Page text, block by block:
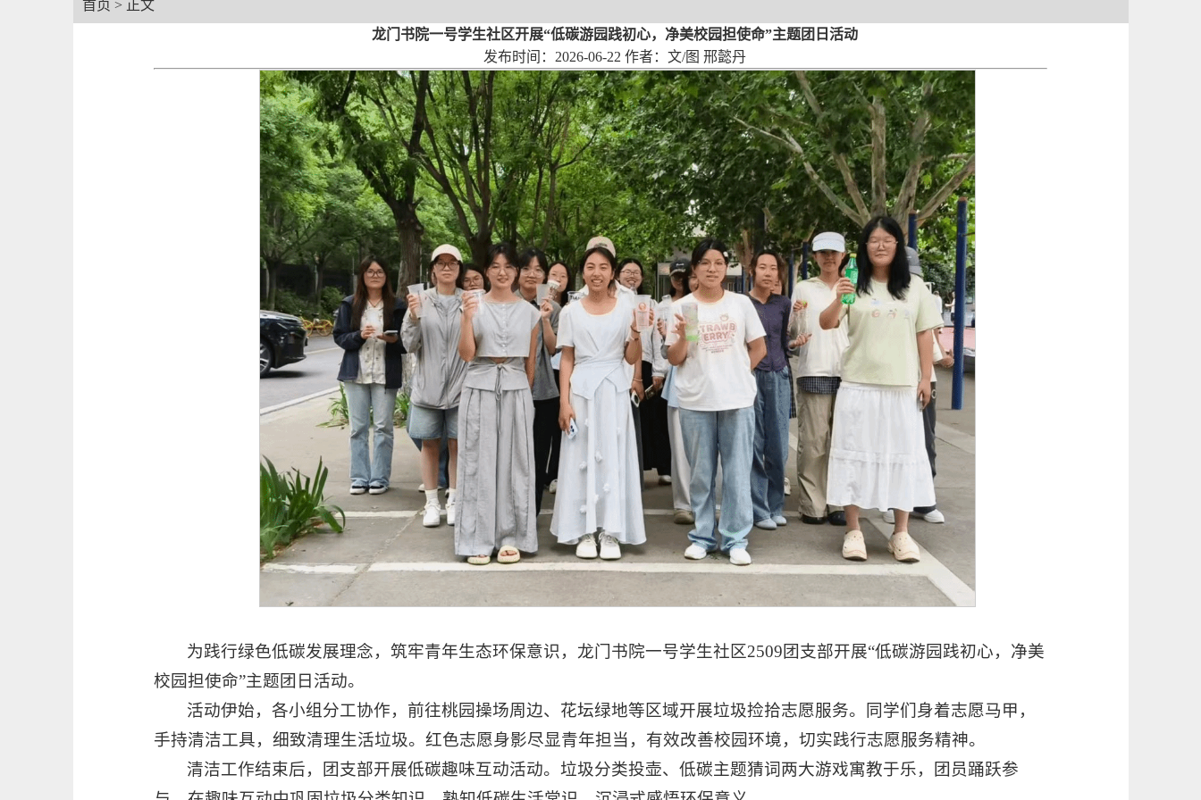
首页 > 正文
龙门书院一号学生社区开展“低碳游园践初心，净美校园担使命”主题团日活动
发布时间：2026-06-22 作者：文/图 邢懿丹
为践行绿色低碳发展理念，筑牢青年生态环保意识，龙门书院一号学生社区2509团支部开展“低碳游园践初心，净美
校园担使命”主题团日活动。
活动伊始，各小组分工协作，前往桃园操场周边、花坛绿地等区域开展垃圾捡拾志愿服务。同学们身着志愿马甲，
手持清洁工具，细致清理生活垃圾。红色志愿身影尽显青年担当，有效改善校园环境，切实践行志愿服务精神。
清洁工作结束后，团支部开展低碳趣味互动活动。垃圾分类投壶、低碳主题猜词两大游戏寓教于乐，团员踊跃参